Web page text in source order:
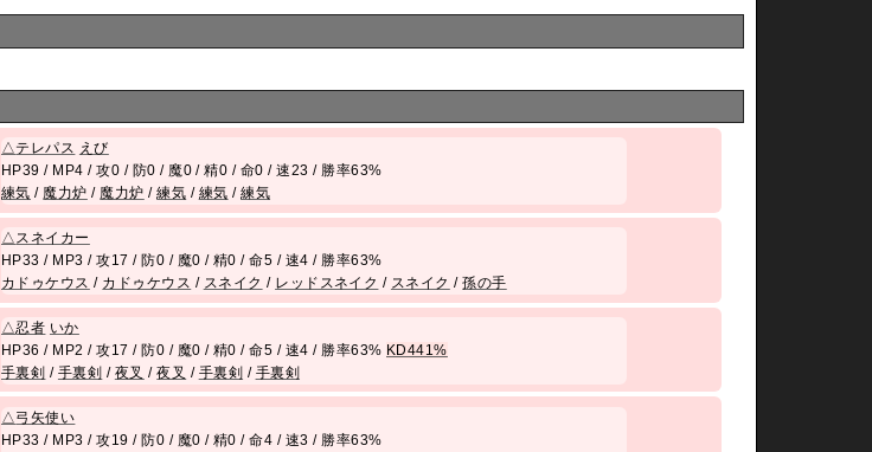
△テレパス えび
HP39 / MP4 / 攻0 / 防0 / 魔0 / 精0 / 命0 / 速23 / 勝率63%
練気 / 魔力炉 / 魔力炉 /練気 / 練気 /練気
△スネイカー
HP33 / MP3 / 攻17 / 防0 / 魔0 / 精0 / 命5 / 速4 / 勝率63%
カドゥケウス / カドゥケウス / スネイク / レッドスネイク / スネイク /孫の手
△忍者 いか
HP36 / MP2 / 攻17 / 防0 / 魔0 / 精0 / 命5 / 速4 / 勝率63% KD441%
手裏剣 / 手裏剣 / 夜叉 /夜叉 / 手裏剣 / 手裏剣
△ 弓矢使い
HP33 / MP3 / 攻19 / 防0 / 魔0 / 精0 / 命4 / 速3 / 勝率63%